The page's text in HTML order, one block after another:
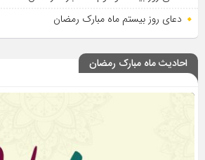
دعای روز بیستم ماه مبارک رمضان
احادیث ماه مبارک رمضان